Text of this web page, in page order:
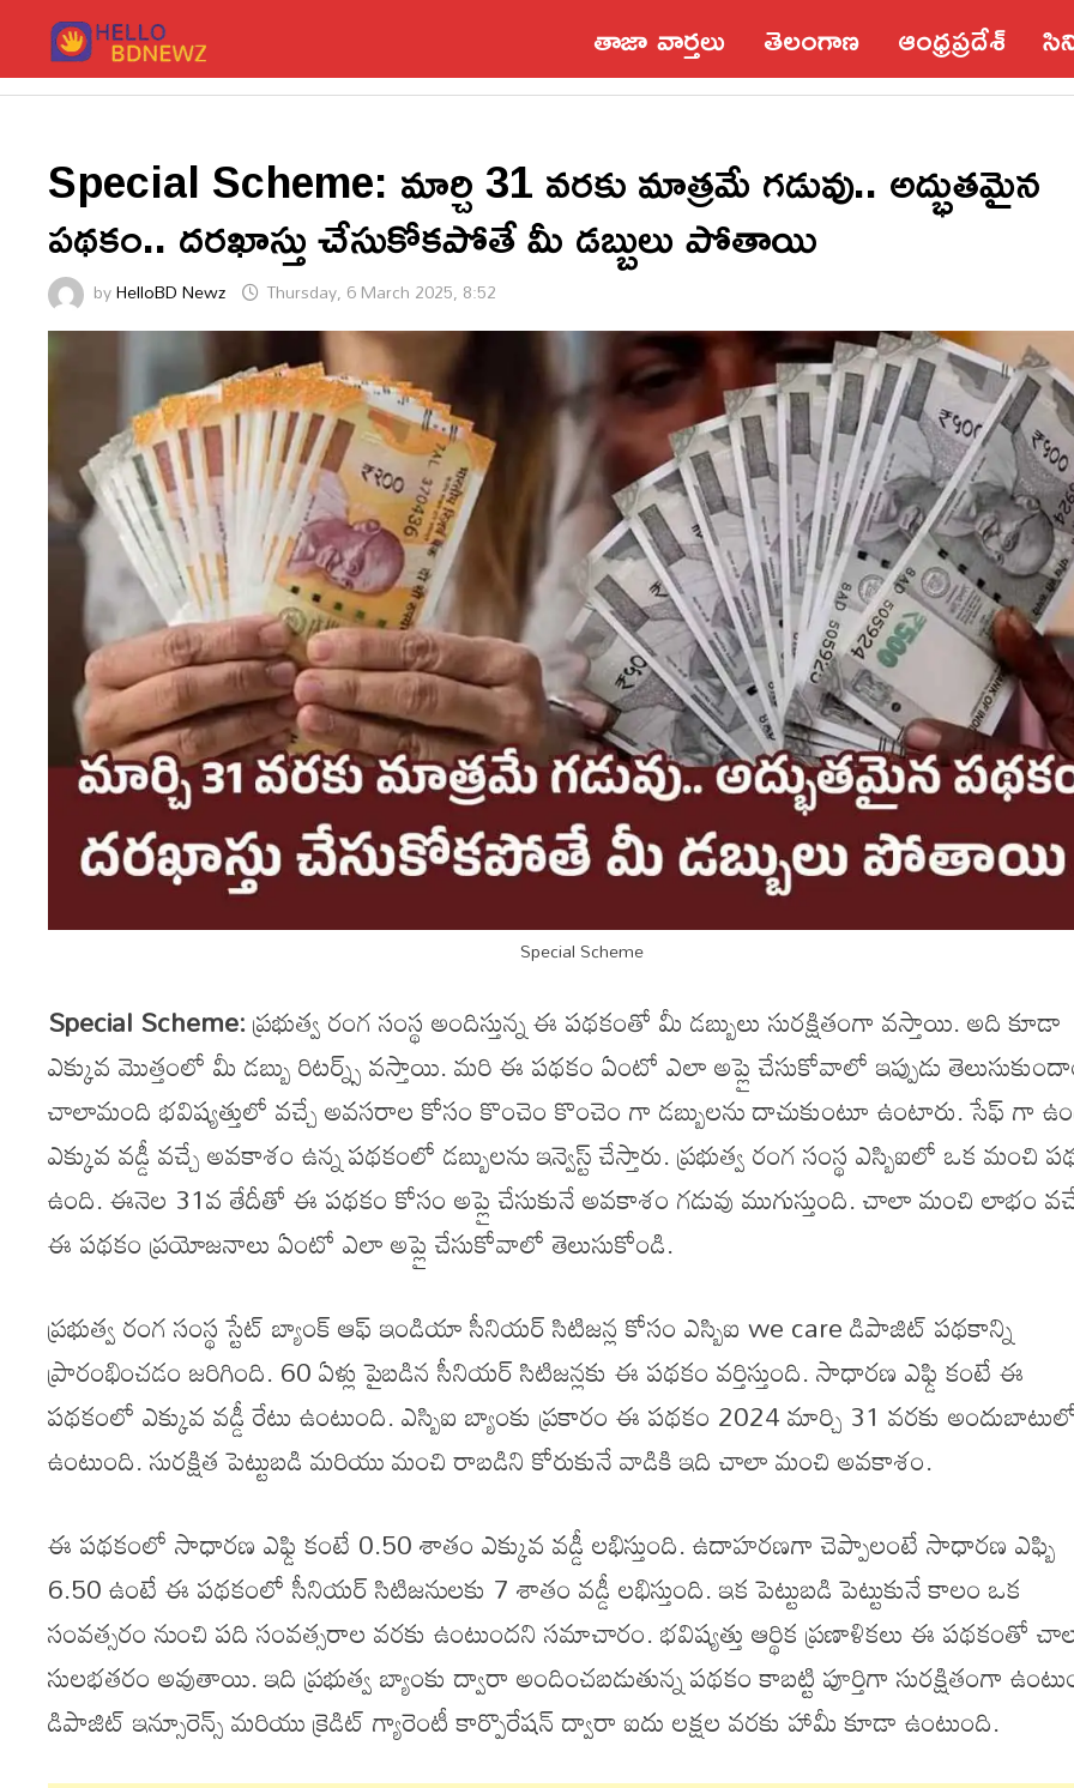
content
తాజా వార్తలు తెలంగాణ ఆంధ్రప్రదేశ్‌
Special Scheme: మార్చి 31 వరకు మాత్రమే గడువు.. అద్భుతమైన
పథకం.. దరఖాస్తు చేసుకోకపోతే మీ డబ్బులు పోతాయి
byHelloBD Newz Thursday, 6 March 2025, 8:52
Special Scheme
Special Scheme:ప్రభుత్వ రంగ సంస్థ అందిస్తున్న ఈ పథకంతో మీ డబ్బులు సురక్షితంగా వస్తాయి. అది కూడా
ఎక్కువ మొత్తంలో మీ డబ్బు రిటర్న్స్ వస్తాయి. మరి ఈ పథకం ఏంటో ఎలా అప్లై చేసుకోవాలో ఇప్పుడు
చాలామంది భవిష్యత్తులో వచ్చే అవసరాల కోసం కొంచెం కొంచెం గా డబ్బులను దాచుకుంటూ ఉంటారు. సేఫ్ గా
ఎక్కువ వడ్డీ వచ్చే అవకాశం ఉన్న పథకంలో డబ్బులను ఇన్వెస్ట్ చేస్తారు. ప్రభుత్వ రంగ సంస్థ ఎస్బిఐలో ఒక మంచి
ఉంది. ఈనెల 31వ తేదీతో ఈ పథకం కోసం అప్లై చేసుకునే అవకాశం గడువు ముగుస్తుంది. చాలా మంచి లాభం
ఈ పథకం ప్రయోజనాలు ఏంటో ఎలా అప్లై చేసుకోవాలో తెలుసుకోండి.
ప్రభుత్వ రంగ సంస్థ స్టేట్ బ్యాంక్ ఆఫ్ ఇండియా సీనియర్ సిటిజన్ల కోసం ఎస్బిఐ we care డిపాజిట్ పథకాన్ని
ప్రారంభించడం జరిగింది. 60 ఏళ్లు పైబడిన సీనియర్ సిటిజన్లకు ఈ పథకం వర్తిస్తుంది. సాధారణ ఎఫ్డి కంటే ఈ
పథకంలో ఎక్కువ వడ్డీ రేటు ఉంటుంది. ఎస్బిఐ బ్యాంకు ప్రకారం ఈ పథకం 2024 మార్చి 31 వరకు
ఉంటుంది. సురక్షిత పెట్టుబడి మరియు మంచి రాబడిని కోరుకునే వాడికి ఇది చాలా మంచి అవకాశం.
ఈ పథకంలో సాధారణ ఎఫ్డి కంటే 0.50 శాతం ఎక్కువ వడ్డీ లభిస్తుంది. ఉదాహరణగా చెప్పాలంటే సాధారణ ఎఫ్బి
6.50 ఉంటే ఈ పథకంలో సీనియర్ సిటిజనులకు 7 శాతం వడ్డీ లభిస్తుంది. ఇక పెట్టుబడి పెట్టుకునే కాలం ఒక
సంవత్సరం నుంచి పది సంవత్సరాల వరకు ఉంటుందని సమాచారం. భవిష్యత్తు ఆర్థిక ప్రణాళికలు ఈ పథకంతో
సులభతరం అవుతాయి. ఇది ప్రభుత్వ బ్యాంకు ద్వారా అందించబడుతున్న పథకం కాబట్టి పూర్తిగా సురక్షితంగా
డిపాజిట్ ఇన్సూరెన్స్ మరియు క్రెడిట్ గ్యారెంటీ కార్పొరేషన్ ద్వారా ఐదు లక్షల వరకు హామీ కూడా ఉంటుంది.